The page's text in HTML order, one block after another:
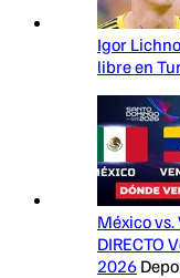
Igor
libre en
México vs.
DIRECTO
2026